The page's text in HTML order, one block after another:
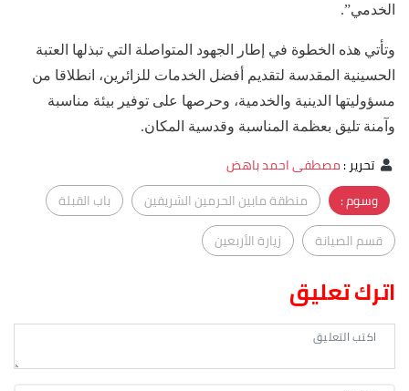
الخدمي”.
وتأتي هذه الخطوة في إطار الجهود المتواصلة التي تبذلها العتبة
الحسينية المقدسة لتقديم أفضل الخدمات للزائرين، انطلاقا من
مسؤوليتها الدينية والخدمية، وحرصها على توفير بيئة مناسبة
وآمنة تليق بعظمة المناسبة وقدسية المكان.
تحرير:مصطفى احمد باهض
وسوم :
منطقة مابين الحرمين الشريفين
باب القبلة
قسم الصيانة
زيارة الأربعين
اترك تعليق